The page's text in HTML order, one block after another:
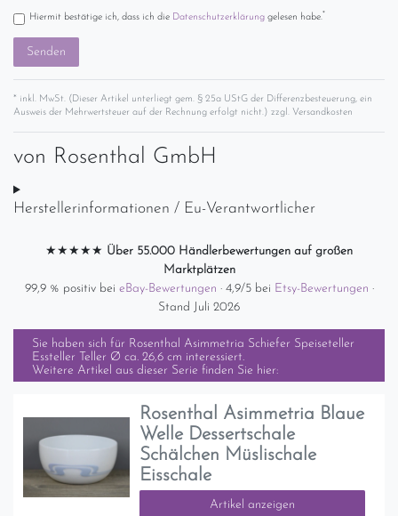
Hiermit bestätige ich, dass ich die Daten­schutz­erklärunggelesen habe.*
Senden
* inkl. MwSt. (Dieser Artikel unterliegt gem. § 25a UStG der Differenzbesteuerung, ein
Ausweis der Mehrwertsteuer auf der Rechnung erfolgt nicht.) zzgl. Versandkosten
von Rosenthal GmbH
Herstellerinformationen / Eu-Verantwortlicher
★★★★★ Über 55.000 Händlerbewertungen auf großen
Marktplätzen
99,9 % positiv bei eBay-Bewertungen · 4,9/5 bei Etsy-Bewertungen ·
Stand Juli 2026
Sie haben sich für Rosenthal Asimmetria Schiefer Speiseteller
Essteller Teller Ø ca. 26,6 cm interessiert.
Weitere Artikel aus dieser Serie finden Sie hier:
Rosenthal Asimmetria Blaue
Welle Dessertschale
Schälchen Müslischale
Eisschale
Artikel anzeigen